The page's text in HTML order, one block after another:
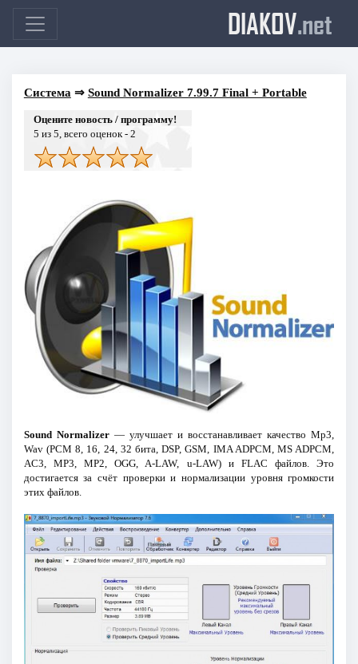
DIAKOV.net
Система ⇒ Sound Normalizer 7.99.7 Final + Portable
Оцените новость / программу!
5 из 5, всего оценок - 2
Sound Normalizer— улучшает и восстанавливает качество Mp3,
Wav (PCM 8, 16, 24, 32 бита, DSP, GSM, IMA ADPCM, MS ADPCM,
AC3, MP3, MP2, OGG, A-LAW, u-LAW) и FLAC файлов. Это
достигается за счёт проверки и нормализации уровня громкости
этих файлов.